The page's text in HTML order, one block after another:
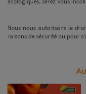
Nous nous autorisons le
raisons de sécurité ou pour